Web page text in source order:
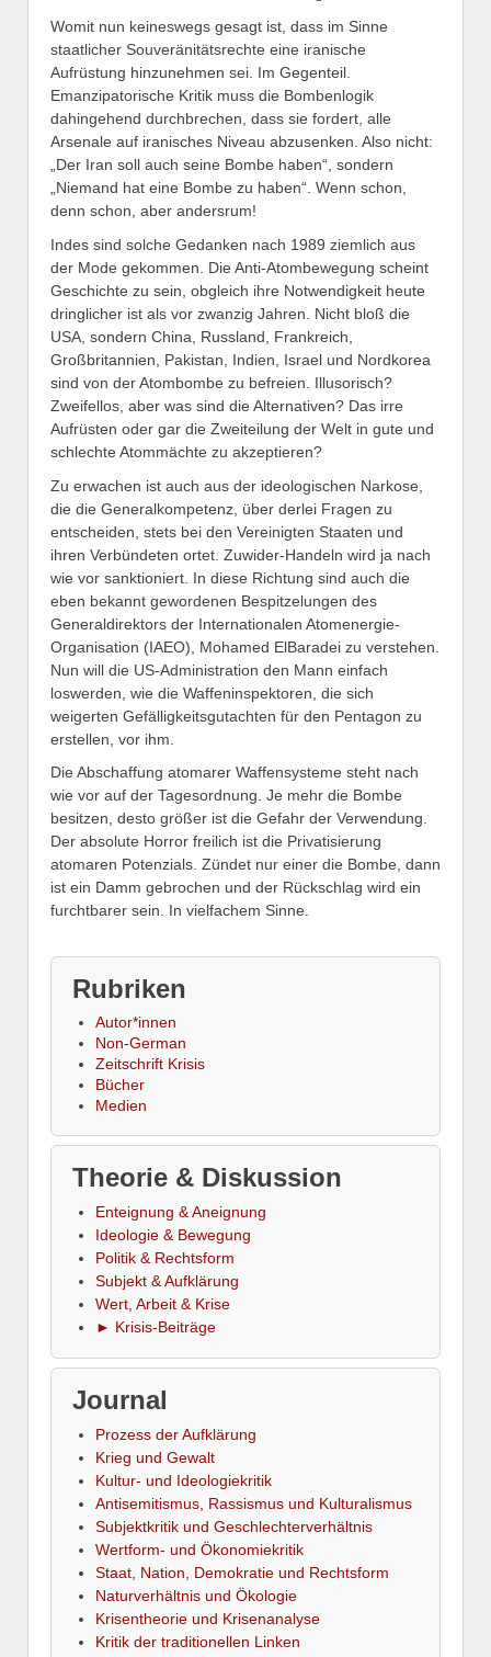
Womit nun keineswegs gesagt ist, dass im Sinne
staatlicher Souveränitätsrechte eine iranische
Aufrüstung hinzunehmen sei. Im Gegenteil.
Emanzipatorische Kritik muss die Bombenlogik
dahingehend durchbrechen, dass sie fordert, alle
Arsenale auf iranisches Niveau abzusenken. Also nicht:
„Der Iran soll auch seine Bombe haben“, sondern
„Niemand hat eine Bombe zu haben“. Wenn schon,
denn schon, aber andersrum!
Indes sind solche Gedanken nach 1989 ziemlich aus
der Mode gekommen. Die Anti-Atombewegung scheint
Geschichte zu sein, obgleich ihre Notwendigkeit heute
dringlicher ist als vor zwanzig Jahren. Nicht bloß die
USA, sondern China, Russland, Frankreich,
Großbritannien, Pakistan, Indien, Israel und Nordkorea
sind von der Atombombe zu befreien. Illusorisch?
Zweifellos, aber was sind die Alternativen? Das irre
Aufrüsten oder gar die Zweiteilung der Welt in gute und
schlechte Atommächte zu akzeptieren?
Zu erwachen ist auch aus der ideologischen Narkose,
die die Generalkompetenz, über derlei Fragen zu
entscheiden, stets bei den Vereinigten Staaten und
ihren Verbündeten ortet. Zuwider-Handeln wird ja nach
wie vor sanktioniert. In diese Richtung sind auch die
eben bekannt gewordenen Bespitzelungen des
Generaldirektors der Internationalen Atomenergie-
Organisation (IAEO), Mohamed ElBaradei zu verstehen.
Nun will die US-Administration den Mann einfach
loswerden, wie die Waffeninspektoren, die sich
weigerten Gefälligkeitsgutachten für den Pentagon zu
erstellen, vor ihm.
Die Abschaffung atomarer Waffensysteme steht nach
wie vor auf der Tagesordnung. Je mehr die Bombe
besitzen, desto größer ist die Gefahr der Verwendung.
Der absolute Horror freilich ist die Privatisierung
atomaren Potenzials. Zündet nur einer die Bombe, dann
ist ein Damm gebrochen und der Rückschlag wird ein
furchtbarer sein. In vielfachem Sinne.
Rubriken
Autor*innen
Non-German
Zeitschrift Krisis
Bücher
Medien
Theorie & Diskussion
Enteignung & Aneignung
Ideologie & Bewegung
Politik & Rechtsform
Subjekt & Aufklärung
Wert, Arbeit & Krise
► Krisis-Beiträge
Journal
Prozess der Aufklärung
Krieg und Gewalt
Kultur- und Ideologiekritik
Antisemitismus, Rassismus und Kulturalismus
Subjektkritik und Geschlechterverhältnis
Wertform- und Ökonomiekritik
Staat, Nation, Demokratie und Rechtsform
Naturverhältnis und Ökologie
Krisentheorie und Krisenanalyse
Kritik der traditionellen Linken